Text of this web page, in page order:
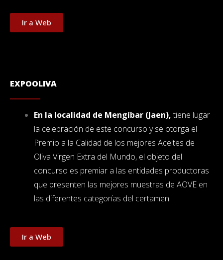
Ir a Web
EXPOOLIVA
En la localidad de Mengíbar (Jaen),tiene lugar
la celebración de este concurso y se otorga el
Premio a la Calidad de los mejores Aceites de
Oliva Virgen Extra del Mundo, el objeto del
concurso es premiar a las entidades productoras
que presenten las mejores muestras de AOVE en
las diferentes categorías del certamen.
Ir a Web